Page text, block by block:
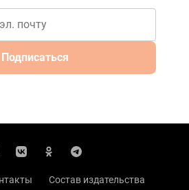
Подписаться
Состав издательства